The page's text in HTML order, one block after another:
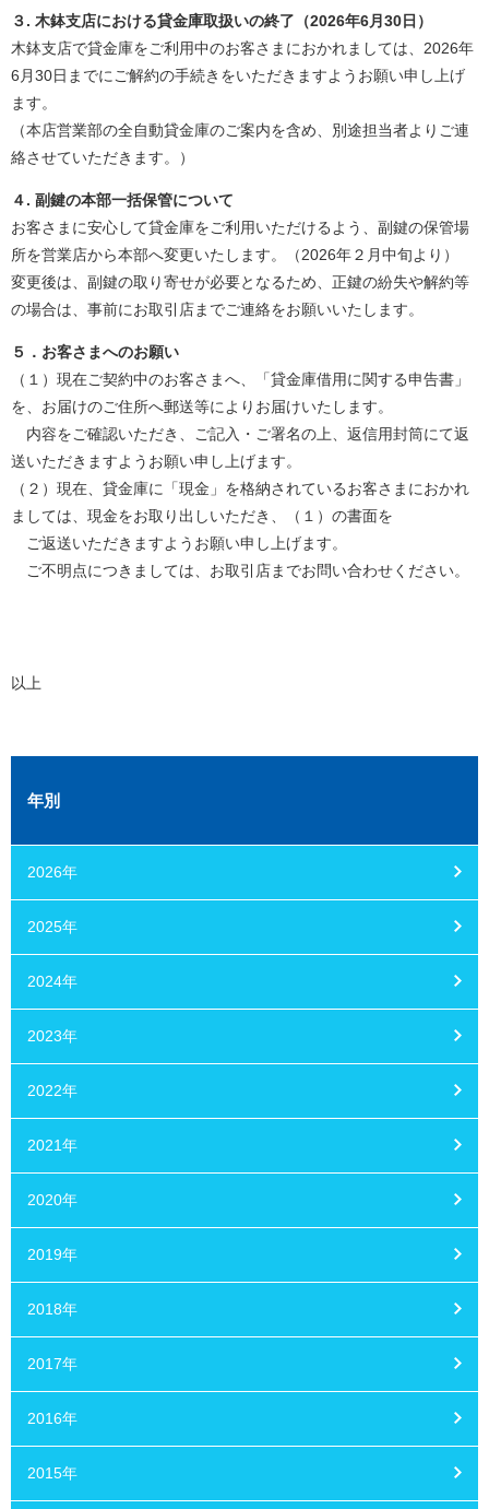
３. 木鉢支店における貸金庫取扱いの終了（2026年6月 30日）
木鉢支店で貸金庫をご利用中のお客さまにおかれましては、 2026年
6 月30日までにご解約の手続きをいただきますようお願い申し上げ
ます。
（本店営業部の全自動貸金庫のご案内を含め、別途担当者よりご連
絡させていただきます。）
４. 副鍵の本部一括保管について
お客さまに安心して貸金庫をご利用いただけるよう、副鍵の保管場
所を営業店から本部へ変更いたします。（2026年２月中旬より）
変更後は、副鍵の取り寄せが必要となるため、正鍵の紛失や解約等
の場合は、事前にお取引店までご連絡をお願いいたします。
５．お客さまへのお願い
（１）現在ご契約中のお客さまへ、「貸金庫借用に関する申告書」
を、お届けのご住所へ郵送等によりお届けいたします。
内容をご確認いただき、ご記入・ご署名の上、返信用封筒にて返
送いただきますようお願い申し上げます。
（２）現在、貸金庫に「現金」を格納されているお客さまにおかれ
ましては、現金をお取り出しいただき、（１）の書面を
ご返送いただきますようお願い申し上げます。
ご不明点につきましては、お取引店までお問い合わせください。
以上
年別
2026年
2025年
2024年
2023年
2022年
2021年
2020年
2019年
2018年
2017年
2016年
2015年